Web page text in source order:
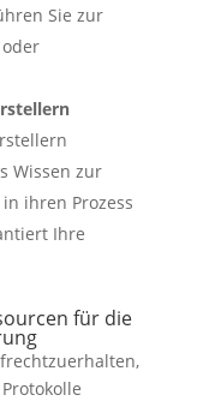
Sie zur
Wissen zur
ihren Prozess
Ihre
für die